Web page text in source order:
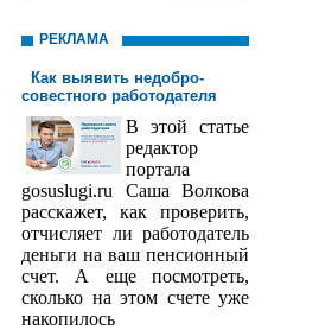
РЕКЛАМА
Как выявить недобро­
совестного работодателя
В этой статье
редактор
порта­ла
gosuslugi.ru Саша Волкова
расскажет, как проверить,
отчисляет ли работодатель
деньги на ваш пенсионный
счет. А еще посмотреть,
сколько на этом счете уже
накопилось